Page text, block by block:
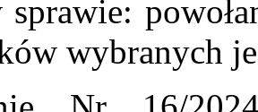
wybranych